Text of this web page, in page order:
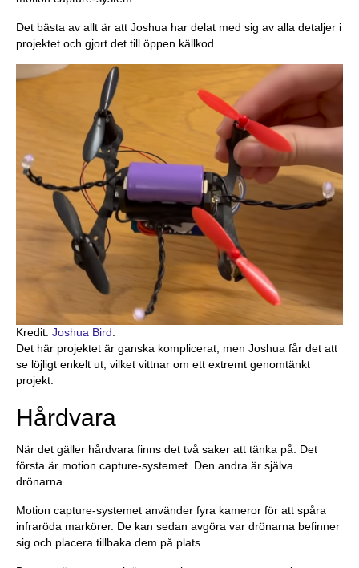
Det bästa av allt är att Joshua har delat med sig av alla detaljer i
projektet och gjort det till öppen källkod.
Kredit: Joshua Bird.
Det här projektet är ganska komplicerat, men Joshua får det att
se löjligt enkelt ut, vilket vittnar om ett extremt genomtänkt
projekt.
Hårdvara
När det gäller hårdvara finns det två saker att tänka på. Det
första är motion capture-systemet. Den andra är själva
drönarna.
Motion capture-systemet använder fyra kameror för att spåra
infraröda markörer. De kan sedan avgöra var drönarna befinner
sig och placera tillbaka dem på plats.